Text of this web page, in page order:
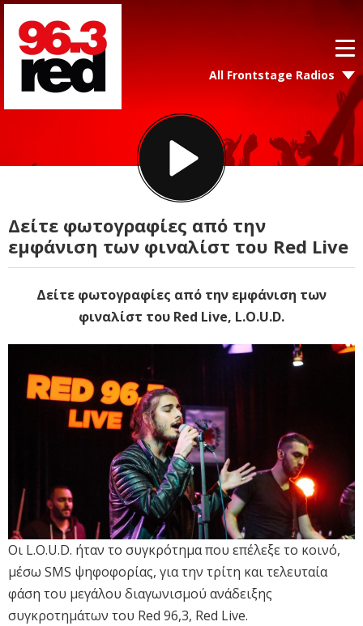
All Frontstage Radios
Δείτε φωτογραφίες από την
εμφάνιση των φιναλίστ του Red Live
Δείτε φωτογραφίες από την εμφάνιση των
φιναλίστ του Red Live, L.O.U.D.
Οι L.O.U.D. ήταν το συγκρότημα που επέλεξε το κοινό,
μέσω SMS ψηφοφορίας, για την τρίτη και τελευταία
φάση του μεγάλου διαγωνισμού ανάδειξης
συγκροτημάτων του Red 96,3, Red Live.